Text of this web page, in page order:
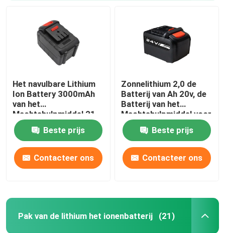
Het navulbare Lithium
Ion Battery 3000mAh
van het
Machtshulpmiddel 21
Volt
Beste prijs
Contacteer ons
Zonnelithium 2,0 de
Batterij van Ah 20v, de
Batterij van het
Machtshulpmiddel voor
Autoped
Beste prijs
Contacteer ons
Pak van de lithium het ionenbatterij (21)